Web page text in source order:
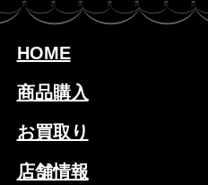
HOME
商品購入
お買取り
店舗情報